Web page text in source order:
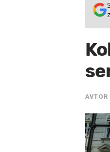
AVTOR